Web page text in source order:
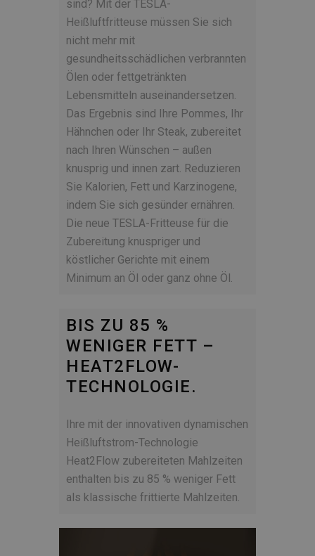
sind? Mit der TESLA-
Heißluftfritteuse müssen Sie sich
nicht mehr mit
gesundheitsschädlichen verbrannten
Ölen oder fettgetränkten
Lebensmitteln auseinandersetzen.
Das Ergebnis sind Ihre Pommes, Ihr
Hähnchen oder Ihr Steak, zubereitet
nach Ihren Wünschen – außen
knusprig und innen zart. Reduzieren
Sie Kalorien, Fett und Karzinogene,
indem Sie sich gesünder ernähren.
Die neue TESLA-Fritteuse für die
Zubereitung knuspriger und
köstlicher Gerichte mit einem
Minimum an Öl oder ganz ohne Öl.
BIS ZU 85 %
WENIGER FETT –
HEAT2FLOW-
TECHNOLOGIE.
Ihre mit der innovativen dynamischen
Heißluftstrom-Technologie
Heat2Flow zubereiteten Mahlzeiten
enthalten bis zu 85 % weniger Fett
als klassische frittierte Mahlzeiten.